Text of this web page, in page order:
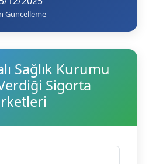
Güncelleme
Sağlık Kurumu
Sigorta